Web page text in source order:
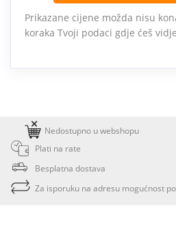
Prikazane cijene možda nisu
koraka Tvoji podaci gdje ćeš
Nedostupno u webshopu
Plati na rate
Besplatna dostava
Za isporuku na adresu mogućnost